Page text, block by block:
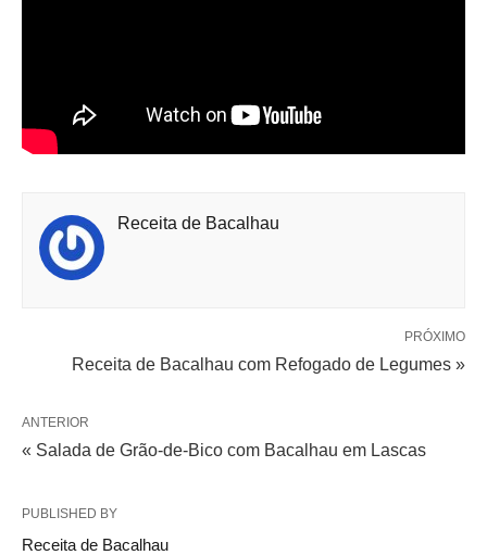
Receita de Bacalhau
PRÓXIMO
Receita de Bacalhau com Refogado de Legumes »
ANTERIOR
« Salada de Grão-de-Bico com Bacalhau em Lascas
PUBLISHED BY
Receita de Bacalhau